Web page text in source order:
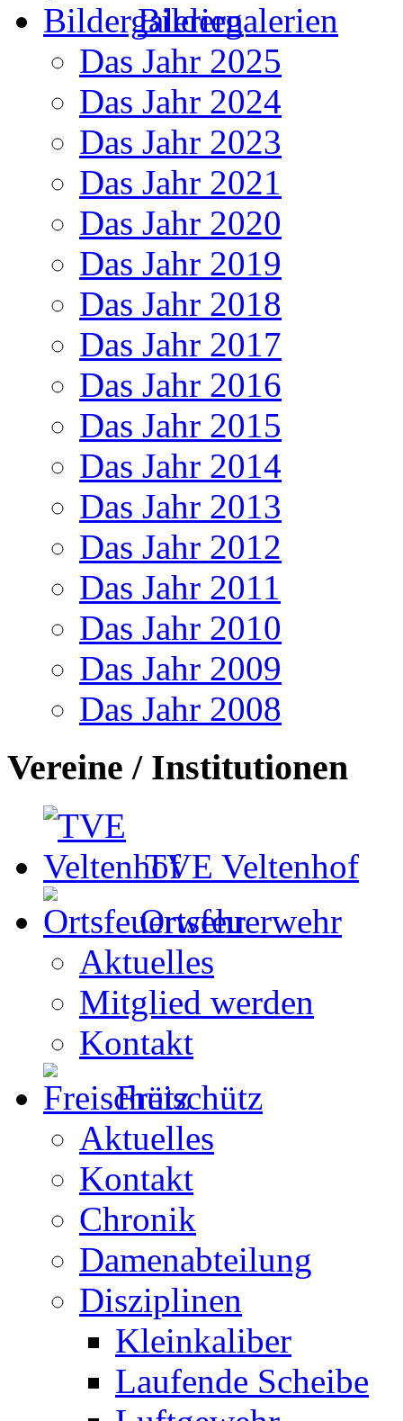
Bildergalerien
Das Jahr 2025
Das Jahr 2024
Das Jahr 2023
Das Jahr 2021
Das Jahr 2020
Das Jahr 2019
Das Jahr 2018
Das Jahr 2017
Das Jahr 2016
Das Jahr 2015
Das Jahr 2014
Das Jahr 2013
Das Jahr 2012
Das Jahr 2011
Das Jahr 2010
Das Jahr 2009
Das Jahr 2008
Vereine / Institutionen
TVE Veltenhof
Ortsfeuerwehr
Aktuelles
Mitglied werden
Kontakt
Freischütz
Aktuelles
Kontakt
Chronik
Damenabteilung
Disziplinen
Kleinkaliber
Laufende Scheibe